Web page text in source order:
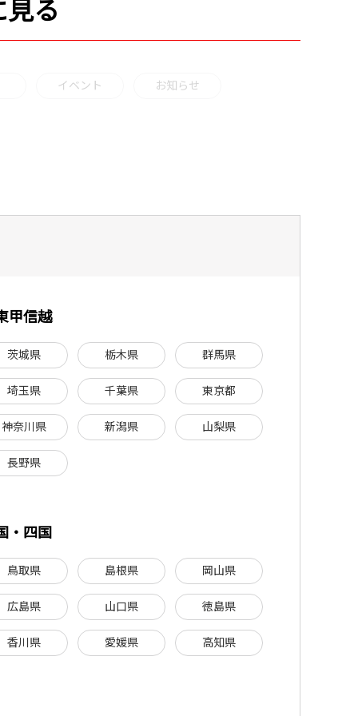
見る
イベント お知らせ
甲信越
茨城県 栃木県 群馬県
埼玉県 千葉県 東京都
神奈川県 新潟県 山梨県
長野県
・四国
鳥取県 島根県 岡山県
広島県 山口県 徳島県
香川県 愛媛県 高知県